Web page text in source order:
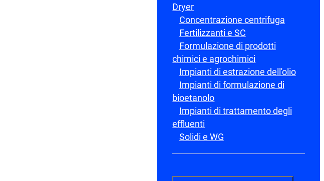
Dryer
Concentrazione centrifuga
Fertilizzanti e SC
Formulazione di prodotti
chimici e agrochimici
Impianti di estrazione dell'olio
Impianti di formulazione di
bioetanolo
Impianti di trattamento degli
effluenti
Solidi e WG